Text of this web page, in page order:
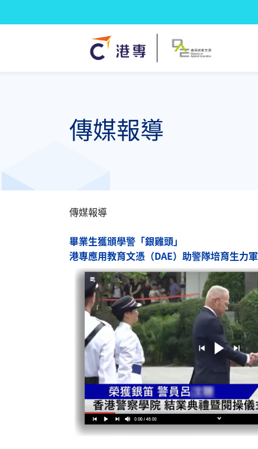
傳媒報導
傳媒報導
畢業生獲頒學警「銀雞頭」
港專應用教育文憑（DAE）助警隊培育生力軍